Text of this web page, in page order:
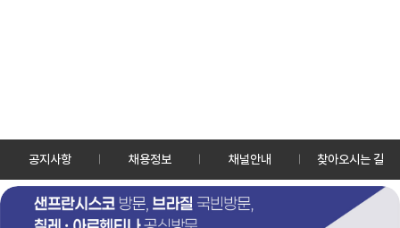
공지사항 채용정보 채널안내 찾아오시는 길
30128 세종특별자치시 정부2청사로 13 한국정책방송원 KTV
TEL: 044-204-8000